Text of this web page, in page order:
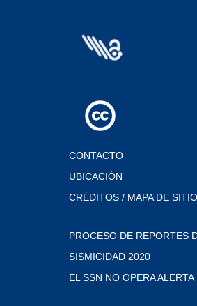
CONTACTO
UBICACIÓN
CRÉDITOS / MAPA DE SITIO
PROCESO DE REPORTES
SISMICIDAD 2020
EL SSN NO OPERA